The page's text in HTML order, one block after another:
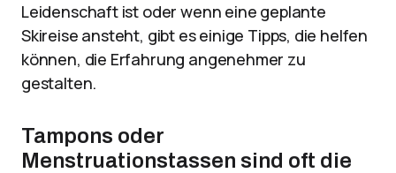
Leidenschaft ist oder wenn eine geplante
Skireise ansteht, gibt es einige Tipps, die helfen
können, die Erfahrung angenehmer zu
gestalten.
Tampons oder
Menstruationstassen sind oft die